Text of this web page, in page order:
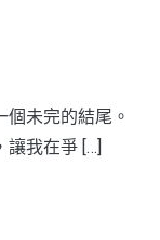
未完的結尾。
讓我在爭 […]